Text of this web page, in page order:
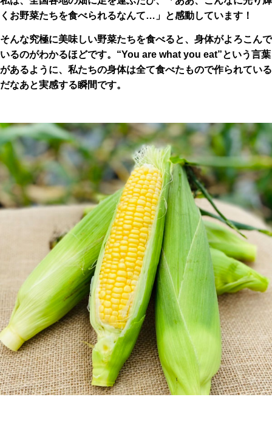
くお野菜たちを食べられるなんて…」と感動しています！
そんな究極に美味しい野菜たちを食べると、身体がよろこんで
いるのがわかるほどです。“You are what you eat”という言葉
があるように、私たちの身体は全て食べたもので作られている
だなあと実感する瞬間です。